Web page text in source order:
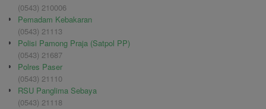
(0543) 210006
Pemadam Kebakaran
(0543) 21113
Polisi Pamong Praja (Satpol PP)
(0543) 21687
Polres Paser
(0543) 21110
RSU Panglima Sebaya
(0543) 21118